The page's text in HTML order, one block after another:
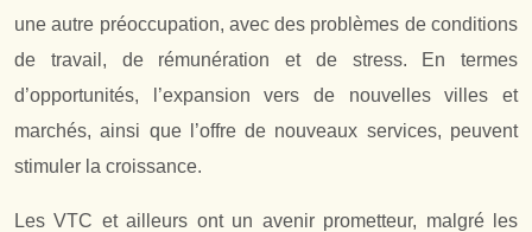
une autre préoccupation, avec des problèmes de conditions
de travail, de rémunération et de stress. En termes
d’opportunités, l’expansion vers de nouvelles villes et
marchés, ainsi que l’offre de nouveaux services, peuvent
stimuler la croissance.
Les VTC et ailleurs ont un avenir prometteur, malgré les